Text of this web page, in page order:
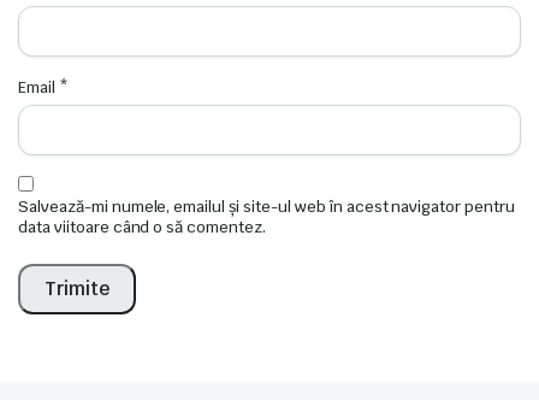
Email *
Salvează-mi numele, emailul și site-ul web în acest navigator pentru
data viitoare când o să comentez.